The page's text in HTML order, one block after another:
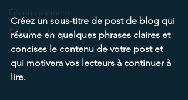
Épanouissement
Équilibre de vie
Créez un sous-titre de post de blog qui
résume en quelques phrases claires et
concises le contenu de votre post et
qui motivera vos lecteurs à continuer à
lire.